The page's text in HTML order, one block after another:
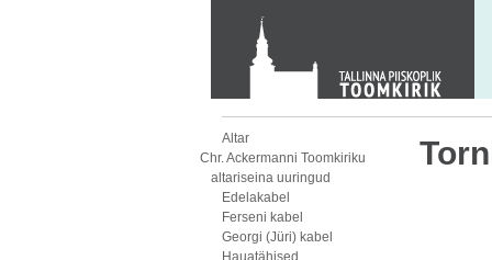
KONTAKT
Toom-Kooli 6, 10130 TALLINN
tallinna.toom@eelk.ee
Altar
Chr. Ackermanni Toomkiriku
altariseina uuringud
Edelakabel
Ferseni kabel
Georgi (Jüri) kabel
Hauatähised